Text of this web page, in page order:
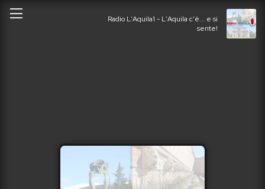
Radio L'Aquila1 - L'Aquila c'è... e si
sente!